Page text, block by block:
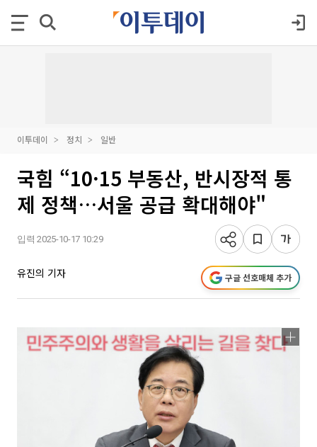
이투데이 정치 일반
국힘 “10·15 부동산, 반시장적 통
제 정책…서울 공급 확대해야"
입력 2025-10-17 10:29
유진의 기자 구글 선호매체 추가